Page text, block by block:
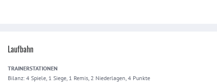
Laufbahn
TRAINERSTATIONEN
Bilanz: 4 Spiele, 1 Siege, 1 Remis, 2 Niederlagen, 4 Punkte